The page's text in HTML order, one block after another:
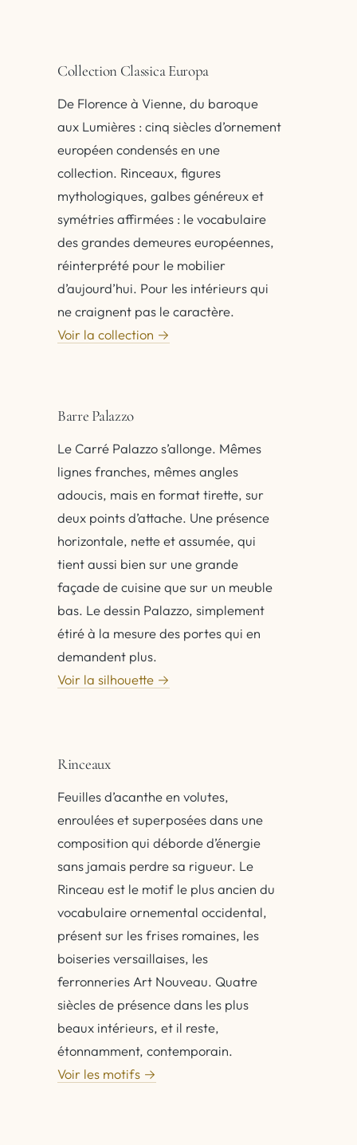
Collection Classica Europa
De Florence à Vienne, du baroque
aux Lumières : cinq siècles d’ornement
européen condensés en une
collection. Rinceaux, figures
mythologiques, galbes généreux et
symétries affirmées : le vocabulaire
des grandes demeures européennes,
réinterprété pour le mobilier
d’aujourd’hui. Pour les intérieurs qui
ne craignent pas le caractère.
Voir la collection →
Barre Palazzo
Le Carré Palazzo s’allonge. Mêmes
lignes franches, mêmes angles
adoucis, mais en format tirette, sur
deux points d’attache. Une présence
horizontale, nette et assumée, qui
tient aussi bien sur une grande
façade de cuisine que sur un meuble
bas. Le dessin Palazzo, simplement
étiré à la mesure des portes qui en
demandent plus.
Voir la silhouette →
Rinceaux
Feuilles d’acanthe en volutes,
enroulées et superposées dans une
composition qui déborde d’énergie
sans jamais perdre sa rigueur. Le
Rinceau est le motif le plus ancien du
vocabulaire ornemental occidental,
présent sur les frises romaines, les
boiseries versaillaises, les
ferronneries Art Nouveau. Quatre
siècles de présence dans les plus
beaux intérieurs, et il reste,
étonnamment, contemporain.
Voir les motifs →